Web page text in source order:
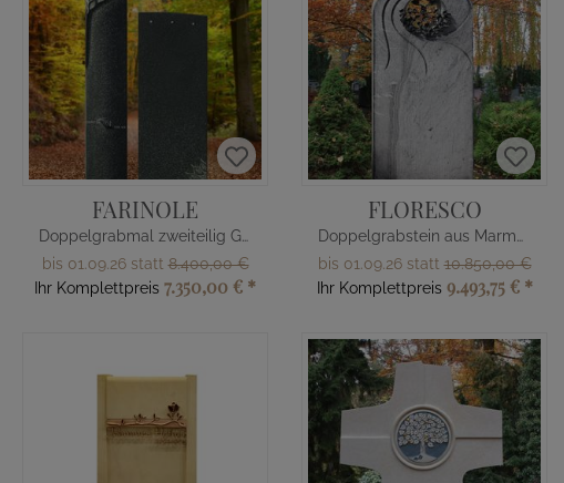
FARINOLE
Doppelgrabmal zweiteilig Granit schwarz
bis 01.09.26 statt8.400,00 €
Ihr Komplettpreis 7.350,00 € *
FLORESCO
Doppelgrabstein aus Marmor Aluminium Deko
bis 01.09.26 statt10.850,00 €
Ihr Komplettpreis 9.493,75 € *